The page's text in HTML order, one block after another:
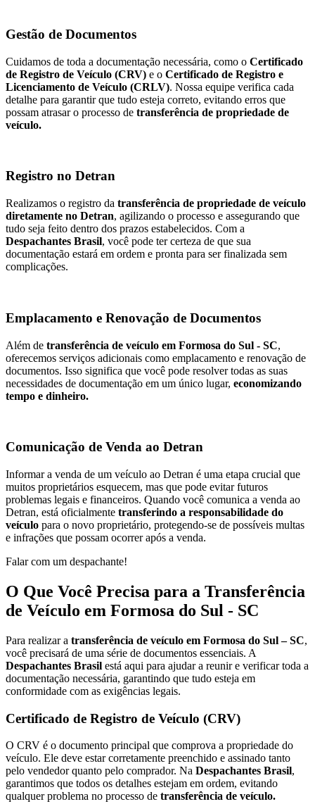
Gestão de Documentos
Cuidamos de toda a documentação necessária, como o Certificado
de Registro de Veículo (CRV) e o Certificado de Registro e
Licenciamento de Veículo (CRLV). Nossa equipe verifica cada
detalhe para garantir que tudo esteja correto, evitando erros que
possam atrasar o processo de transferência de propriedade de
veículo.
Registro no Detran
Realizamos o registro da transferência de propriedade de veículo
diretamente no Detran, agilizando o processo e assegurando que
tudo seja feito dentro dos prazos estabelecidos. Com a
Despachantes Brasil, você pode ter certeza de que sua
documentação estará em ordem e pronta para ser finalizada sem
complicações.
Emplacamento e Renovação de Documentos
Além de transferência de veículo em Formosa do Sul - SC,
oferecemos serviços adicionais como emplacamento e renovação de
documentos. Isso significa que você pode resolver todas as suas
necessidades de documentação em um único lugar, economizando
tempo e dinheiro.
Comunicação de Venda ao Detran
Informar a venda de um veículo ao Detran é uma etapa crucial que
muitos proprietários esquecem, mas que pode evitar futuros
problemas legais e financeiros. Quando você comunica a venda ao
Detran, está oficialmente transferindo a responsabilidade do
veículo para o novo proprietário, protegendo-se de possíveis multas
e infrações que possam ocorrer após a venda.
Falar com um despachante!
O Que Você Precisa para a Transferência
de Veículo em Formosa do Sul - SC
Para realizar a transferência de veículo em Formosa do Sul – SC,
você precisará de uma série de documentos essenciais. A
Despachantes Brasil está aqui para ajudar a reunir e verificar toda a
documentação necessária, garantindo que tudo esteja em
conformidade com as exigências legais.
Certificado de Registro de Veículo (CRV)
O CRV é o documento principal que comprova a propriedade do
veículo. Ele deve estar corretamente preenchido e assinado tanto
pelo vendedor quanto pelo comprador. Na Despachantes Brasil,
garantimos que todos os detalhes estejam em ordem, evitando
qualquer problema no processo de transferência de veículo.